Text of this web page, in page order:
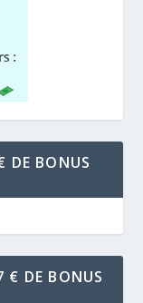
DE BONUS
€ DE BONUS